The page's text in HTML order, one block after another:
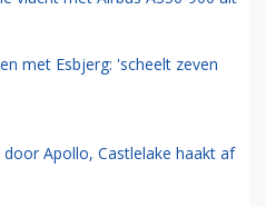
met Esbjerg: 'scheelt zeven
Apollo, Castlelake haakt af